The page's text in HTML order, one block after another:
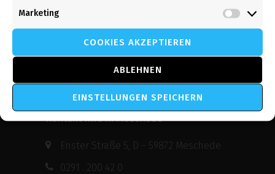
Marketing
COOKIES AKZEPTIEREN
ABLEHNEN
EINSTELLUNGEN SPEICHERN
Neumann Krex und Partner GmbH
Kontakt Info in Meschede
Enster Straße 5, D – 59872 Meschede
0291 . 200 42 0